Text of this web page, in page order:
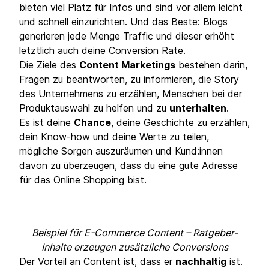
bieten viel Platz für Infos und sind vor allem leicht
und schnell einzurichten. Und das Beste: Blogs
generieren jede Menge Traffic und dieser erhöht
letztlich auch deine Conversion Rate.
Die Ziele des Content Marketings bestehen darin,
Fragen zu beantworten, zu informieren, die Story
des Unternehmens zu erzählen, Menschen bei der
Produktauswahl zu helfen und zu unterhalten.
Es ist deine Chance, deine Geschichte zu erzählen,
dein Know-how und deine Werte zu teilen,
mögliche Sorgen auszuräumen und Kund:innen
davon zu überzeugen, dass du eine gute Adresse
für das Online Shopping bist.
Beispiel für E-Commerce Content – Ratgeber-
Inhalte erzeugen zusätzliche Conversions
Der Vorteil an Content ist, dass er nachhaltig ist.